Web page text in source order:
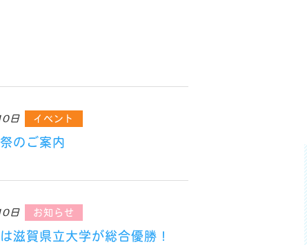
日 イベント
のご案内
日 お知らせ
滋賀県立大学が総合優勝！